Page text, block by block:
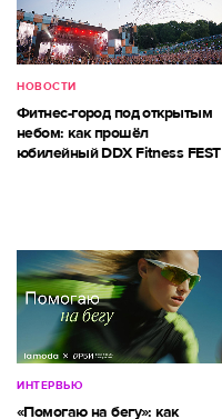
НОВОСТИ
Фитнес-город под открытым
небом: как прошёл
юбилейный DDX Fitness FEST
ИНТЕРВЬЮ
«Помогаю на бегу»: как